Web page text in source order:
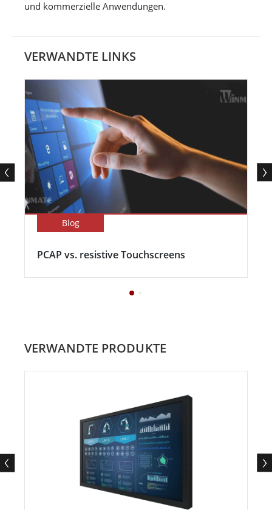
und kommerzielle Anwendungen.
VERWANDTE LINKS
Blog
PCAP vs. resistive Touchscreens
VERWANDTE PRODUKTE